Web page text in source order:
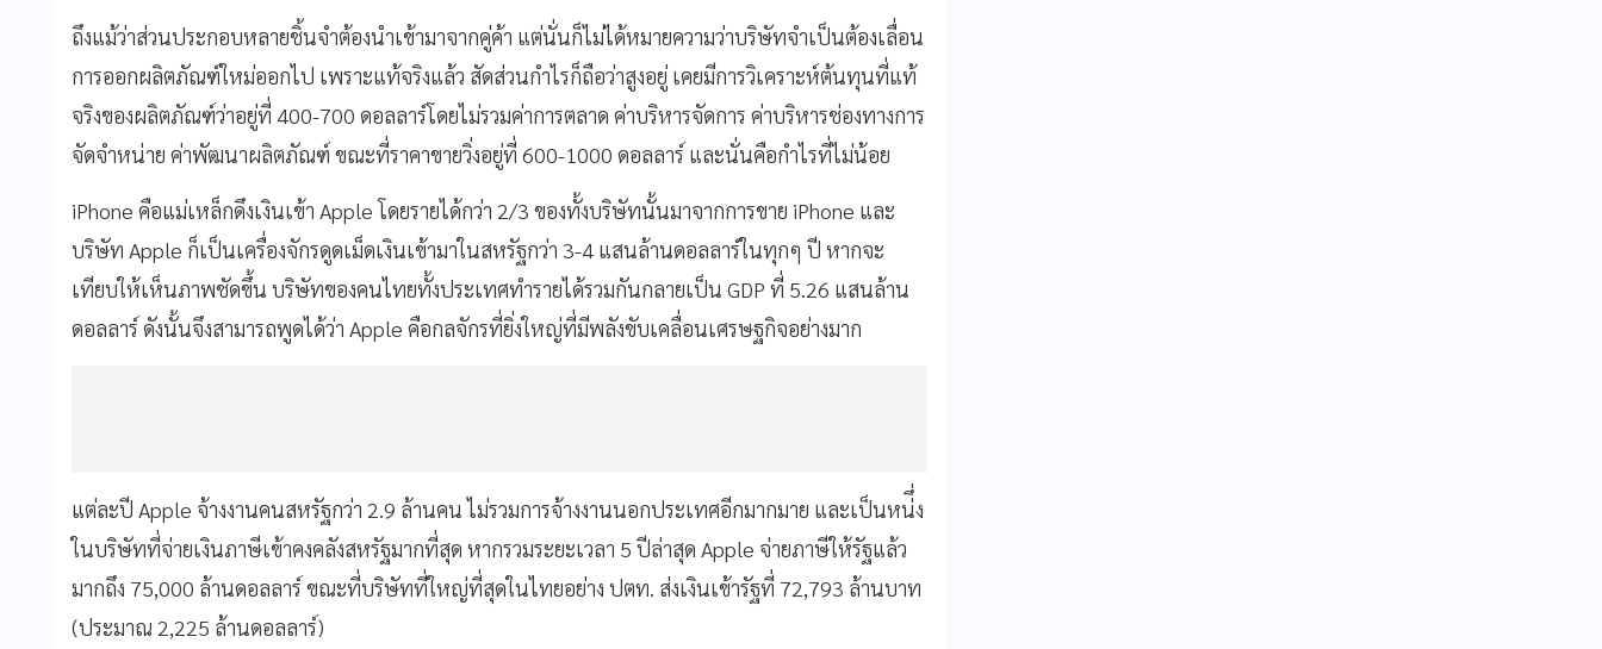
ถึงแม้ว่าส่วนประกอบหลายชิ้นจำต้องนำเข้ามาจากคู่ค้า แต่นั่นก็ไม่ได้หมายความว่าบริษัทจำเป็นต้องเลื่อน
การออกผลิตภัณฑ์ใหม่ออกไป เพราะแท้จริงแล้ว สัดส่วนกำไรก็ถือว่าสูงอยู่ เคยมีการวิเคราะห์ต้นทุนที่แท้
จริงของผลิตภัณฑ์ว่าอยู่ที่ 400-700 ดอลลาร์โดยไม่รวมค่าการตลาด ค่าบริหารจัดการ ค่าบริหารช่องทางการ
จัดจำหน่าย ค่าพัฒนาผลิตภัณฑ์ ขณะที่ราคาขายวิ่งอยู่ที่ 600-1000 ดอลลาร์ และนั่นคือกำไรที่ไม่น้อย
iPhone คือแม่เหล็กดึงเงินเข้า Apple โดยรายได้กว่า 2/3 ของทั้งบริษัทนั้นมาจากการขาย iPhone และ
บริษัท Apple ก็เป็นเครื่องจักรดูดเม็ดเงินเข้ามาในสหรัฐกว่า 3-4 แสนล้านดอลลาร์ในทุกๆ ปี หากจะ
เทียบให้เห็นภาพชัดขึ้น บริษัทของคนไทยทั้งประเทศทำรายได้รวมกันกลายเป็น GDP ที่ 5.26 แสนล้าน
ดอลลาร์ ดังนั้นจึงสามารถพูดได้ว่า Apple คือกลจักรที่ยิ่งใหญ่ที่มีพลังขับเคลื่อนเศรษฐกิจอย่างมาก
แต่ละปี Apple จ้างงานคนสหรัฐกว่า 2.9 ล้านคน ไม่รวมการจ้างงานนอกประเทศอีกมากมาย และเป็นหน่ึ่ง
ในบริษัทที่จ่ายเงินภาษีเข้าคงคลังสหรัฐมากที่สุด หากรวมระยะเวลา 5 ปีล่าสุด Apple จ่ายภาษีให้รัฐแล้ว
มากถึง 75,000 ล้านดอลลาร์ ขณะที่บริษัทที่ใหญ่ที่สุดในไทยอย่าง ปตท. ส่งเงินเข้ารัฐที่ 72,793 ล้านบาท
(ประมาณ 2,225 ล้านดอลลาร์)